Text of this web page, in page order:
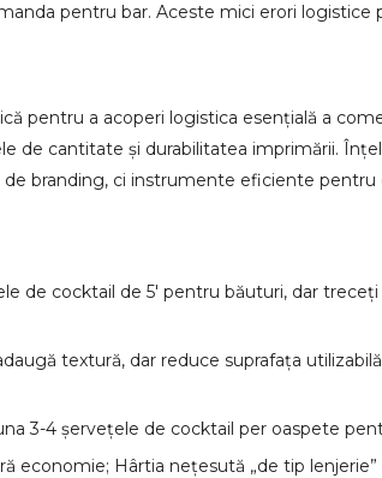
pentru bar. Aceste mici erori
pentru a acoperi logistica esențială a
de cantitate și durabilitatea imprimării.
branding, ci instrumente eficiente pentru
de cocktail de 5' pentru băuturi, dar
textură, dar reduce suprafața
3-4 șervețele de cocktail per oaspete
economie; Hârtia nețesută „de tip